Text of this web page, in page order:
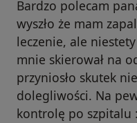
Bardzo polecam
wyszło że mam
leczenie, ale
mnie skierował na
przyniosło skutek
dolegliwości. Na
kontrolę po szpitalu